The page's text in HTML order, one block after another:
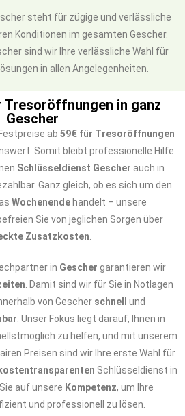
steht für zügige und verlässliche
Konditionen im gesamten Gescher.
sind wir Ihre verlässliche Wahl für
in allen Angelegenheiten.
Tresoröffnungen in ganz
Gescher
ab 59€ für Tresoröffnungen
Somit bleibt professionelle Hilfe
Schlüsseldienst Gescher auch in
Ganz gleich, ob es sich um den
Wochenendehandelt – unsere
Sie von jeglichen Sorgen über
Zusatzkosten
in Gescher garantieren wir
. Damit sind wir für Sie in Notlagen
von Gescher schnell
und
. Unser Fokus liegt darauf, Ihnen in
zu helfen, und mit unserem
Preisen sind wir Ihre erste Wahl für
kostentransparenten Schlüsseldienst in
auf unsere Kompetenz, um Ihre
und professionell zu lösen.